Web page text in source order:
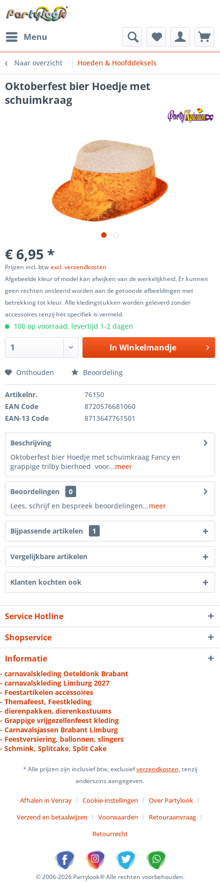
Menu
Naar overzicht Hoeden & Hoofddeksels
Oktoberfest bier Hoedje met
schuimkraag
€ 6,95 *
Prijzen incl. btwexcl. verzendkosten
Afgebeelde kleur of model kan afwijken van de werkelijkheid. Er kunnen
geen rechten ontleend worden aan de getoonde afbeeldingen met
betrekking tot kleur. Alle kledingstukken worden geleverd zonder
accessoires tenzij het specifiek is vermeld.
100 op voorraad, levertijd 1-2 dagen
In Winkelmandje
Onthouden Beoordeling
Artikelnr.
76150
EAN Code
8720576681060
EAN-13 Code
8713647761501
Beschrijving
Oktoberfest bier Hoedje met schuimkraag Fancy en
grappige trilby bierhoed voor...meer
Beoordelingen
0
Lees, schrijf en bespreek beoordelingen...meer
Bijpassende artikelen 1
Vergelijkbare artikelen
Klanten kochten ook
Service Hotline
Shopservice
Informatie
- carnavalskleding Oeteldonk Brabant
- carnavalskleding Limburg 2027
- Feestartikelen accessoires
- Themafeest, Feestkleding
- dierenpakken, dierenkostuums
- Grappige vrijgezellenfeest kleding
- Carnavalsjassen Brabant Limburg
- Feestversiering, ballonnen, slingers
- Schmink, Splitcake, Split Cake
* Alle prijzen zijn inclusief btw, exclusiefverzendkosten, tenzij
anderszins aangegeven.
Afhalen in Venray Cookie-instellingen
Over Partylook
Verzend en betaalwijzen
Voorwaarden
Retouraanvraag
Retourrecht
© 2006-2026 Partylook® Alle rechten voorbehouden.